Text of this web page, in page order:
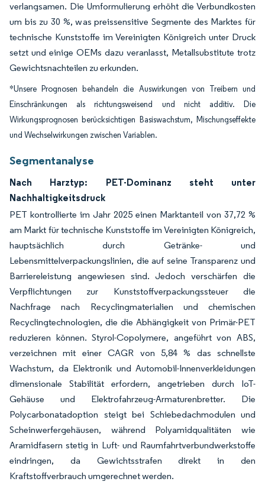
verlangsamen. Die Umformulierung erhöht die Verbundkosten
um bis zu 30 %, was preissensitive Segmente des Marktes für
technische Kunststoffe im Vereinigten Königreich unter Druck
setzt und einige OEMs dazu veranlasst, Metallsubstitute trotz
Gewichtsnachteilen zu erkunden.
*Unsere Prognosen behandeln die Auswirkungen von Treibern und
Einschränkungen als richtungsweisend und nicht additiv. Die
Wirkungsprognosen berücksichtigen Basiswachstum, Mischungseffekte
und Wechselwirkungen zwischen Variablen.
Segmentanalyse
Nach Harztyp: PET-Dominanz steht unter
Nachhaltigkeitsdruck
PET kontrollierte im Jahr 2025 einen Marktanteil von 37,72 %
am Markt für technische Kunststoffe im Vereinigten Königreich,
hauptsächlich durch Getränke- und
Lebensmittelverpackungslinien, die auf seine Transparenz und
Barriereleistung angewiesen sind. Jedoch verschärfen die
Verpflichtungen zur Kunststoffverpackungssteuer die
Nachfrage nach Recyclingmaterialien und chemischen
Recyclingtechnologien, die die Abhängigkeit von Primär-PET
reduzieren können. Styrol-Copolymere, angeführt von ABS,
verzeichnen mit einer CAGR von 5,84 % das schnellste
Wachstum, da Elektronik und Automobil-Innenverkleidungen
dimensionale Stabilität erfordern, angetrieben durch IoT-
Gehäuse und Elektrofahrzeug-Armaturenbretter. Die
Polycarbonatadoption steigt bei Schiebedachmodulen und
Scheinwerfergehäusen, während Polyamidqualitäten wie
Aramidfasern stetig in Luft- und Raumfahrtverbundwerkstoffe
eindringen, da Gewichtsstrafen direkt in den
Kraftstoffverbrauch umgerechnet werden.